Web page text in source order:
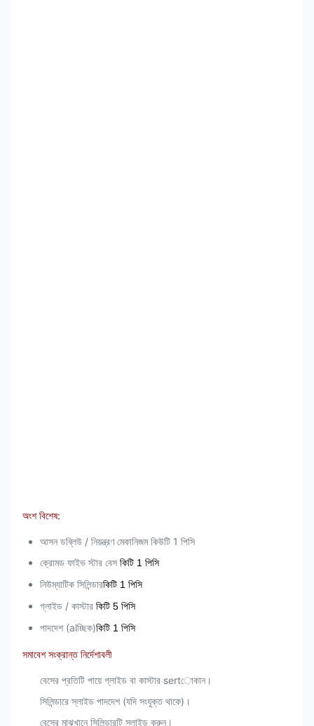
অংশ বিশেষ:
আসন ডব্লিউ / নিয়ন্ত্রণ মেকানিজম কিউটি 1 পিসি
ক্রোমড ফাইভ স্টার বেস কিটি 1 পিসি
নিউম্যাটিক সিলিন্ডারকিটি 1 পিসি
গ্লাইড / কাস্টার কিটি 5 পিসি
পাদদেশ (alচ্ছিক)কিটি 1 পিসি
সমাবেশ সংক্রান্ত নির্দেশাবলী
বেসের প্রতিটি পায়ে গ্লাইড বা কাস্টার sertোকান।
সিলিন্ডারে স্লাইড পাদদেশ (যদি সংযুক্ত থাকে)।
বেসের মাঝখানে সিলিন্ডারটি স্লাইড করুন।